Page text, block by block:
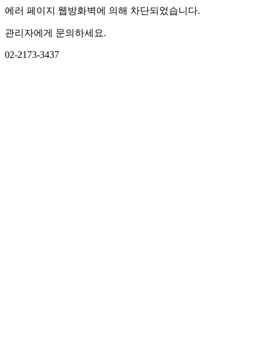
에러 페이지 웹방화벽에 의해 차단되었습니다.
관리자에게 문의하세요.
02-2173-3437